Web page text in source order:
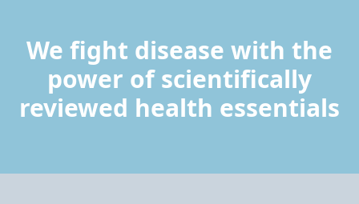
We fight disease with the
power of scientifically
reviewed health essentials